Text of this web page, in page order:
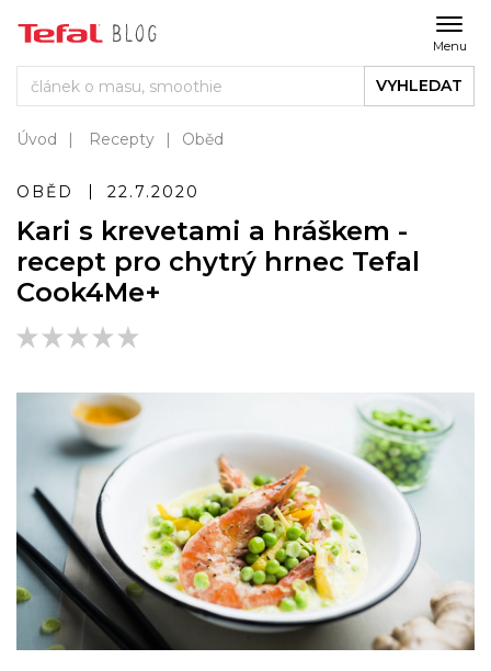
Menu
VYHLEDAT
Úvod Recepty Oběd
OBĚD 22.7.2020
Kari s krevetami a hráškem -
recept pro chytrý hrnec Tefal
Cook4Me+